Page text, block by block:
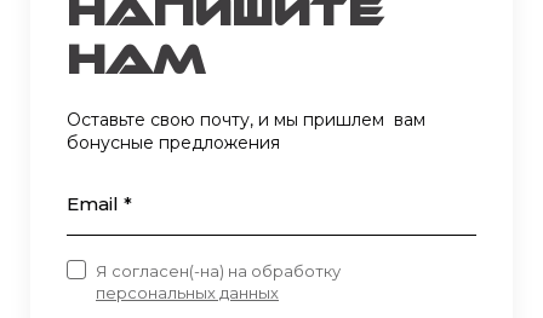
Напишите
нам
Оставьте свою почту, и мы пришлем вам
бонусные предложения
Email *
Я согласен(-на) на обработку
персональных данных